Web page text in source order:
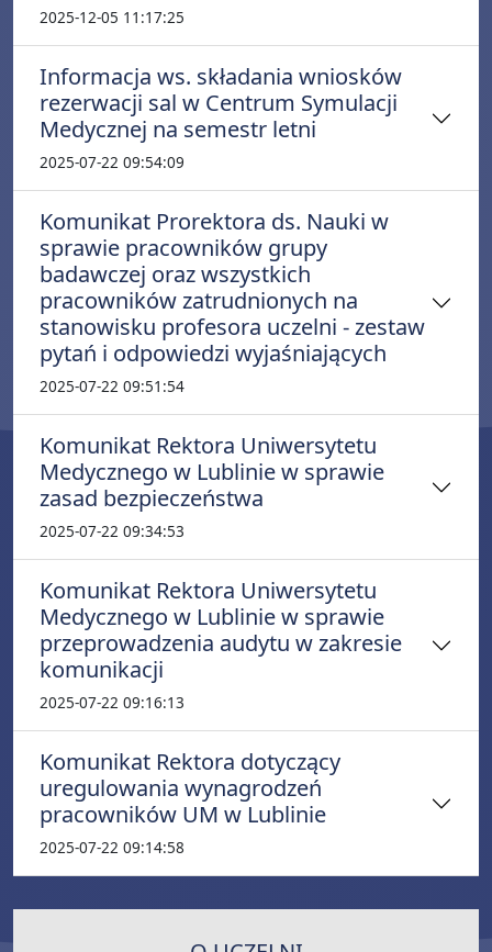
2025-12-05 11:17:25
Informacja ws. składania wniosków
rezerwacji sal w Centrum Symulacji
Medycznej na semestr letni
2025-07-22 09:54:09
Komunikat Prorektora ds. Nauki w
sprawie pracowników grupy
badawczej oraz wszystkich
pracowników zatrudnionych na
stanowisku profesora uczelni - zestaw
pytań i odpowiedzi wyjaśniających
2025-07-22 09:51:54
Komunikat Rektora Uniwersytetu
Medycznego w Lublinie w sprawie
zasad bezpieczeństwa
2025-07-22 09:34:53
Komunikat Rektora Uniwersytetu
Medycznego w Lublinie w sprawie
przeprowadzenia audytu w zakresie
komunikacji
2025-07-22 09:16:13
Komunikat Rektora dotyczący
uregulowania wynagrodzeń
pracowników UM w Lublinie
2025-07-22 09:14:58